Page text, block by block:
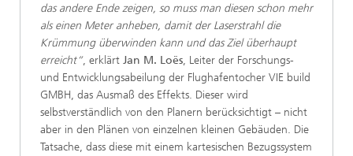
das andere Ende zeigen, so muss man diesen schon mehr
als einen Meter anheben, damit der Laserstrahl die
Krümmung überwinden kann und das Ziel überhaupt
erreicht“, erklärt Jan M. Loës, Leiter der Forschungs-
und Entwicklungsabeilung der Flughafentocher VIE build
GMBH, das Ausmaß des Effekts. Dieser wird
selbstverständlich von den Planern berücksichtigt – nicht
aber in den Plänen von einzelnen kleinen Gebäuden. Die
Tatsache, dass diese mit einem kartesischen Bezugssystem